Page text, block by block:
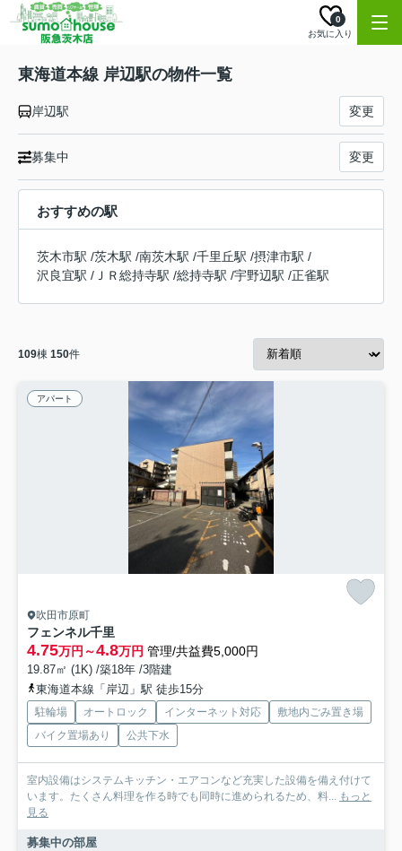
お気に入り
0
東海道本線 岸辺駅の物件一覧
岸辺駅 変更
募集中 変更
おすすめの駅
茨木市駅 /茨木駅 /南茨木駅 /千里丘駅 /摂津市駅 /
沢良宜駅 / ＪＲ総持寺駅 /総持寺駅 /宇野辺駅 /正雀駅
109棟 150件
アパート
吹田市原町
フェンネル千里
4.75万円～4.8万円 管理/共益費5,000円
19.87㎡ (1K) /築18年 /3階建
東海道本線「岸辺」駅 徒歩15分
駐輪場 オートロック インターネット対応
敷地内ごみ置き場
バイク置場あり
公共下水
室内設備はシステムキッチン・エアコンなど充実した設備を備え付けて
います。たくさん料理を作る時でも同時に進められるため、料... もっと
見る
募集中の部屋